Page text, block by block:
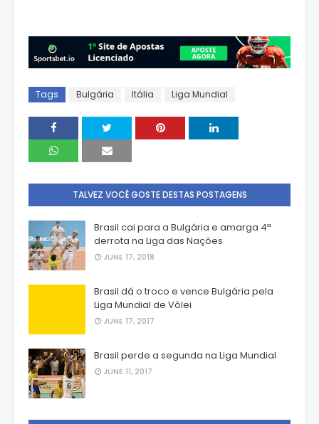
Tags Bulgária Itália Liga Mundial
TALVEZ VOCÊ GOSTE DESTAS POSTAGENS
Brasil cai para a Bulgária e amarga 4ª
derrota na Liga das Nações
JUNE 17, 2018
Brasil dá o troco e vence Bulgária pela
Liga Mundial de Vôlei
JUNE 17, 2017
Brasil perde a segunda na Liga Mundial
JUNE 11, 2017